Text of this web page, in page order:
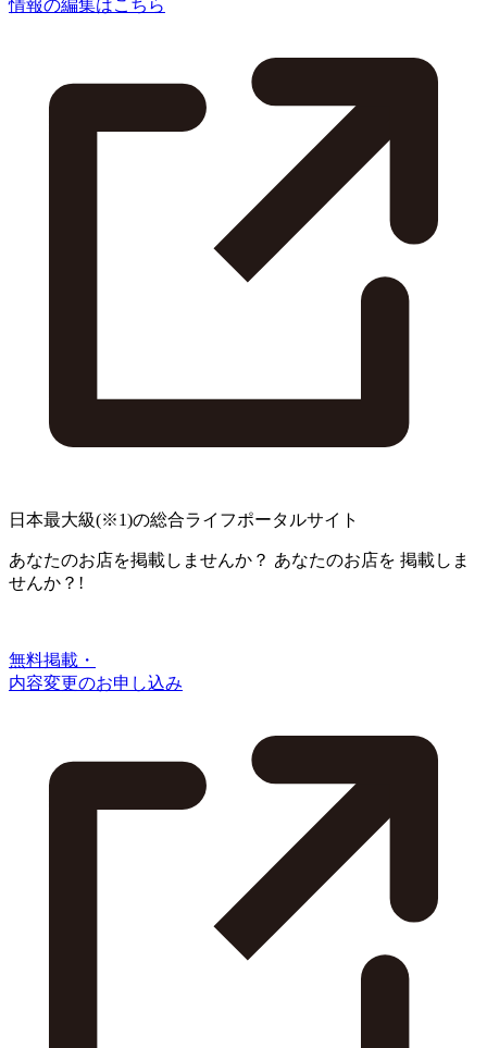
情報の編集はこちら
日本最大級(※1)の総合ライフポータルサイト
あなたのお店を掲載しませんか？ あなたのお店を 掲載しま
せんか？!
無料掲載・
内容変更のお申し込み